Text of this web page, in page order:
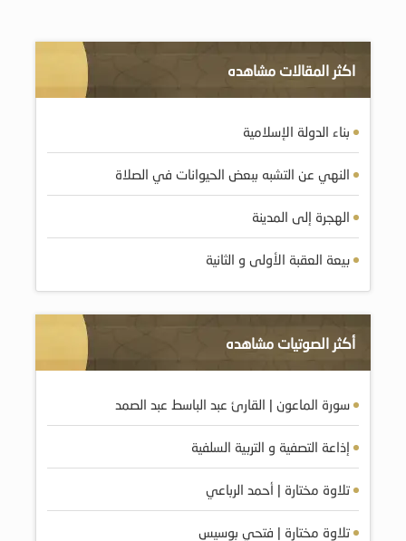
اكثر المقالات مشاهده
بناء الدولة الإسلامية
النهي عن التشبه ببعض الحيوانات في الصلاة
الهجرة إلى المدينة
بيعة العقبة الأولى و الثانية
أكثر الصوتيات مشاهده
سورة الماعون | القارئ عبد الباسط عبد الصمد
إذاعة التصفية و التربية السلفية
تلاوة مختارة | أحمد الرباعي
تلاوة مختارة | فتحي بوسيس